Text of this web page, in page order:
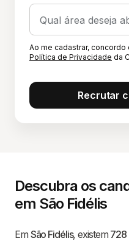
Ao me cadastrar, concordo
Política de Privacidade da
Recrutar
Descubra os
em São Fidélis
Em São Fidélis, existem 728